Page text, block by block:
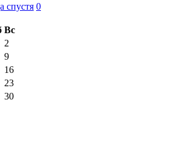
спустя 0
Вс
2
9
16
23
30